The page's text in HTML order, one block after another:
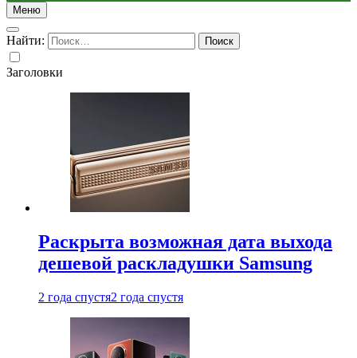
Меню
Найти:
Заголовки
Раскрыта возможная дата выхода
дешевой раскладушки Samsung
2 года спустя2 года спустя